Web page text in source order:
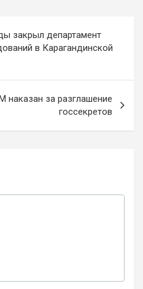
kl
a
ni
ki
закрыл департамент
в Карагандинской
наказан за разглашение
госсекретов